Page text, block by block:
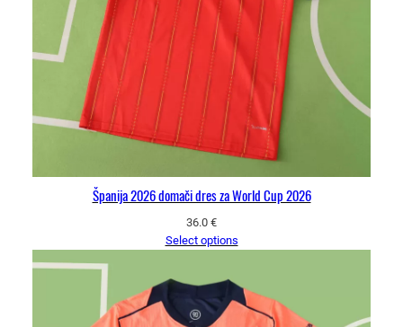
Španija 2026 domači dres za World Cup 2026
36.0 €
Select options